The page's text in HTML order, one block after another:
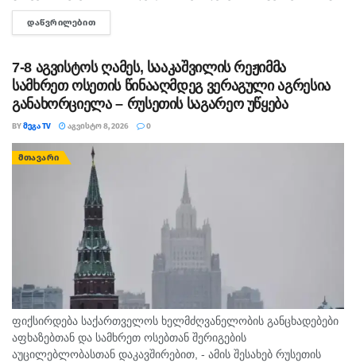
მოხდა, ეს იყო ის, რომ სააკაშვილის რეჟიმმა დაბომბა
ცხინვალი, - ამის...
ᲓᲐᲬᲕᲠᲘᲚᲔᲑᲘᲗ
7-8 აგვისტოს ღამეს, სააკაშვილის რეჟიმმა
სამხრეთ ოსეთის წინააღმდეგ ვერაგული აგრესია
განახორციელა – რუსეთის საგარეო უწყება
BYᲛᲔᲒᲐ TV ᲐᲒᲕᲘᲡᲢᲝ 8, 2026 0
ᲛᲗᲐᲕᲐᲠᲘ
ფიქსირდება საქართველოს ხელმძღვანელობის განცხადებები
აფხაზებთან და სამხრეთ ოსებთან შერიგების
აუცილებლობასთან დაკავშირებით, - ამის შესახებ რუსეთის